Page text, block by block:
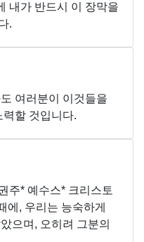
내가 반드시 이 장막을
.
여러분이 이것들을
할 것입니다.
주* 예수스* 크리스토
에, 우리는 능숙하게
으며, 오히려 그분의